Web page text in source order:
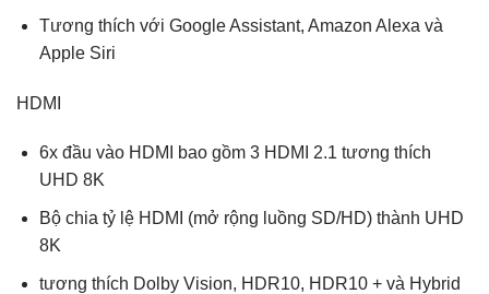
Tương thích với Google Assistant, Amazon Alexa và
Apple Siri
HDMI
6x đầu vào HDMI bao gồm 3 HDMI 2.1 tương thích
UHD 8K
Bộ chia tỷ lệ HDMI (mở rộng luồng SD/HD) thành UHD
8K
tương thích Dolby Vision, HDR10, HDR10 + và Hybrid